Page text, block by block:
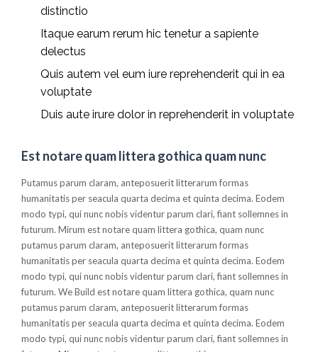
distinctio
Itaque earum rerum hic tenetur a sapiente
delectus
Quis autem vel eum iure reprehenderit qui in ea
voluptate
Duis aute irure dolor in reprehenderit in voluptate
Est notare quam littera gothica quam nunc
Putamus parum claram, anteposuerit litterarum formas
humanitatis per seacula quarta decima et quinta decima. Eodem
modo typi, qui nunc nobis videntur parum clari, fiant sollemnes in
futurum. Mirum est notare quam littera gothica, quam nunc
putamus parum claram, anteposuerit litterarum formas
humanitatis per seacula quarta decima et quinta decima. Eodem
modo typi, qui nunc nobis videntur parum clari, fiant sollemnes in
futurum. We Build est notare quam littera gothica, quam nunc
putamus parum claram, anteposuerit litterarum formas
humanitatis per seacula quarta decima et quinta decima. Eodem
modo typi, qui nunc nobis videntur parum clari, fiant sollemnes in